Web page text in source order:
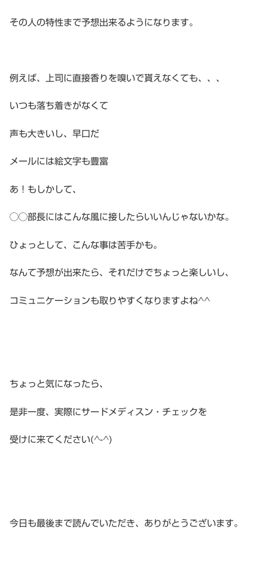
その人の特性まで予想出来るようになります。
例えば、上司に直接香りを嗅いで貰えなくても、、、
いつも落ち着きがなくて
声も大きいし、早口だ
メールには絵文字も豊富
あ！もしかして、
◯◯部長にはこんな風に接したらいいんじゃないかな。
ひょっとして、こんな事は苦手かも。
なんて予想が出来たら、それだけでちょっと楽しいし、
コミュニケーションも取りやすくなりますよね^^
ちょっと気になったら、
是非一度、実際にサードメディスン・チェックを
受けに来てください(^-^)
今日も最後まで読んでいただき、ありがとうございます。